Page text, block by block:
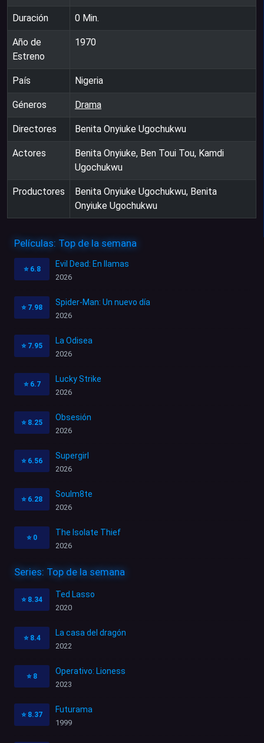
Duración 0 Min.
Año de
Estreno
1970
País Nigeria
Géneros Drama
Directores Benita Onyiuke Ugochukwu
Actores
Benita Onyiuke, Ben Toui Tou, Kamdi
Ugochukwu
Productores
Benita Onyiuke Ugochukwu, Benita
Onyiuke Ugochukwu
Películas: Top de la semana
⭐ 6.8
Evil Dead: En llamas
2026
⭐ 7.98
Spider-Man: Un nuevo día
2026
⭐ 7.95
La Odisea
2026
⭐ 6.7
Lucky Strike
2026
⭐ 8.25
Obsesión
2026
⭐ 6.56
Supergirl
2026
⭐ 6.28
Soulm8te
2026
⭐ 0
The Isolate Thief
2026
Series: Top de la semana
⭐ 8.34
Ted Lasso
2020
⭐ 8.4
La casa del dragón
2022
⭐ 8
Operativo: Lioness
2023
⭐ 8.37
Futurama
1999